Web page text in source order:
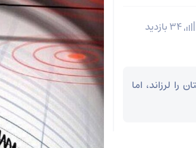
گلستان را لرزاند، اما